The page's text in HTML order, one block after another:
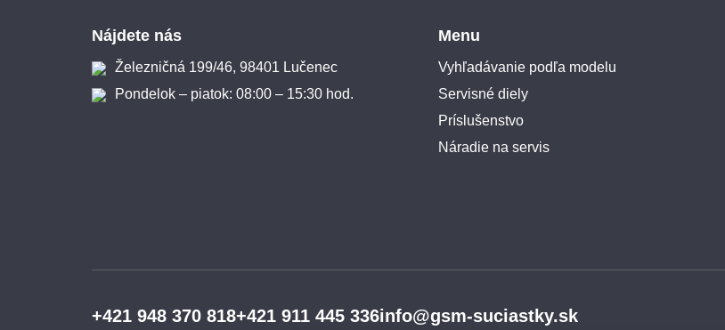
Nájdete nás
Železničná 199/46, 98401 Lučenec
Pondelok – piatok: 08:00 – 15:30 hod.
Menu
Vyhľadávanie podľa modelu
Servisné diely
Príslušenstvo
Náradie na servis
+421 948 370 818+421 911 445 336info@gsm-suciastky.sk